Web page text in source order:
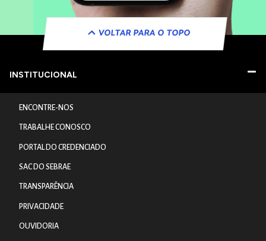
VOLTAR PARA O TOPO
INSTITUCIONAL
ENCONTRE-NOS
TRABALHE CONOSCO
PORTAL DO CREDENCIADO
SAC DO SEBRAE
TRANSPARÊNCIA
PRIVACIDADE
OUVIDORIA